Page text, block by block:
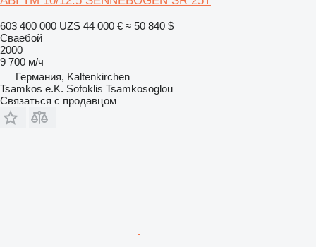
603 400 000 UZS 44 000 € ≈ 50 840 $
Сваебой
2000
9 700 м/ч
Германия, Kaltenkirchen
Tsamkos e.K. Sofoklis Tsamkosoglou
Связаться с продавцом